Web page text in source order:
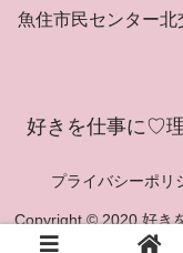
魚住市民センター北
好きを仕事に♡
プライバシーポリ
Copyright © 2020 好き
サポ